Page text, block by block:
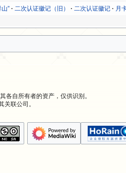
” 二次认证徽记（旧） 二次认证徽记 月
各自所有者的资产，仅供识别。
联公司。